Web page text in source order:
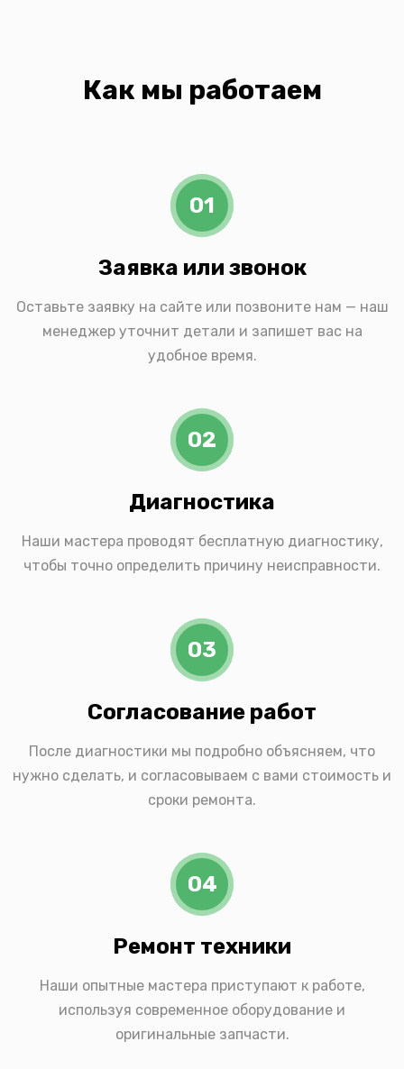
Как мы работаем
01
Заявка или звонок
Оставьте заявку на сайте или позвоните нам — наш
менеджер уточнит детали и запишет вас на
удобное время.
02
Диагностика
Наши мастера проводят бесплатную диагностику,
чтобы точно определить причину неисправности.
03
Согласование работ
После диагностики мы подробно объясняем, что
нужно сделать, и согласовываем с вами стоимость и
сроки ремонта.
04
Ремонт техники
Наши опытные мастера приступают к работе,
используя современное оборудование и
оригинальные запчасти.